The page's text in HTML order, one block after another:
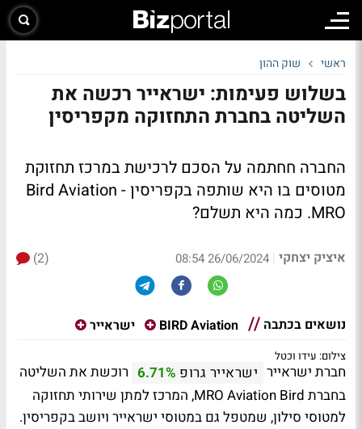
ראשי שוק ההון
בשלוש פעימות: ישראייר רכשה את
השליטה בחברת התחזוקה מקפריסין
החברה חחתמה על הסכם לרכישת במרכז תחזוקת
מטוסים בו היא שותפה בקפריסין - Bird Aviation
MRO. כמה היא תשלם?
איציק יצחקי |
26/06/2024 08:54
(2)
נושאים בכתבה BIRD Aviation ישראייר
צילום: עידו וכטל
חברת ישראייר ישראייר גרופ 6.71% רוכשת את השליטה
בחברת MRO Aviation Bird, המרכז למתן שירותי תחזוקה
למטוסי סילון, שמטפל גם במטוסי ישראייר ויושב בקפריסין.